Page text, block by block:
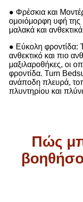
● Φρέσκια και
ομοιόμορφη υφή
μαλακά και
● Εύκολη φροντίδα:
ανθεκτικό και πιο
μαξιλαροθήκες, οι
φροντίδα. Turn
ανάποδη πλευρά,
πλυντηρίου και
Πώς